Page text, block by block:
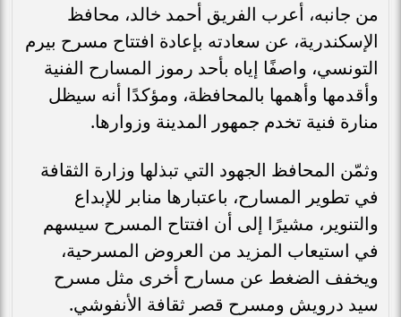
من جانبه، أعرب الفريق أحمد خالد، محافظ
الإسكندرية، عن سعادته بإعادة افتتاح مسرح بيرم
التونسي، واصفًا إياه بأحد رموز المسارح الفنية
وأقدمها وأهمها بالمحافظة، ومؤكدًا أنه سيظل
منارة فنية تخدم جمهور المدينة وزوارها.
وثمّن المحافظ الجهود التي تبذلها وزارة الثقافة
في تطوير المسارح، باعتبارها منابر للإبداع
والتنوير، مشيرًا إلى أن افتتاح المسرح سيسهم
في استيعاب المزيد من العروض المسرحية،
ويخفف الضغط عن مسارح أخرى مثل مسرح
سيد درويش ومسرح قصر ثقافة الأنفوشي.